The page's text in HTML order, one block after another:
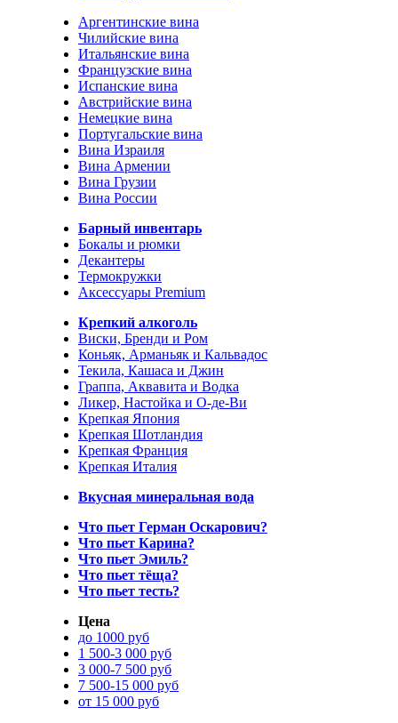
Аргентинские вина
Чилийские вина
Итальянские вина
Французские вина
Испанские вина
Австрийские вина
Немецкие вина
Португальские вина
Вина Израиля
Вина Армении
Вина Грузии
Вина России
Барный инвентарь
Бокалы и рюмки
Декантеры
Термокружки
Аксессуары Premium
Крепкий алкоголь
Виски, Бренди и Ром
Коньяк, Арманьяк и Кальвадос
Текила, Кашаса и Джин
Граппа, Аквавита и Водка
Ликер, Настойка и О-де-Ви
Крепкая Япония
Крепкая Шотландия
Крепкая Франция
Крепкая Италия
Вкусная минеральная вода
Что пьет Герман Оскарович?
Что пьет Карина?
Что пьет Эмиль?
Что пьет тёща?
Что пьет тесть?
Цена
до 1000 руб
1 500-3 000 руб
3 000-7 500 руб
7 500-15 000 руб
от 15 000 руб